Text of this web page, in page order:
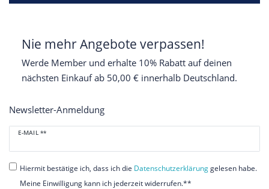
Nie mehr Angebote verpassen!
Werde Member und erhalte 10% Rabatt auf deinen
nächsten Einkauf ab 50,00 € innerhalb Deutschland.
Newsletter-Anmeldung
E-MAIL **
Newsletter
Honig
Hiermit bestätige ich, dass ich die Daten­schutz­erklärunggelesen habe.
Meine Einwilligung kann ich jederzeit widerrufen.**